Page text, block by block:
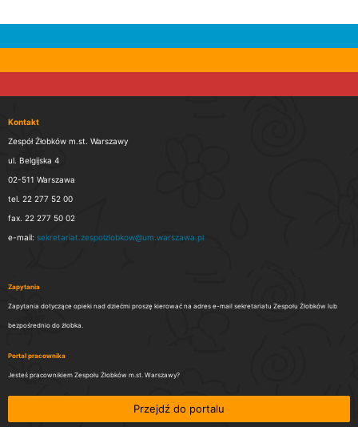
Kontakt
Zespół Żłobków m.st. Warszawy
ul. Belgijska 4
02-511 Warszawa
tel. 22 277 52 00
fax. 22 277 50 02
e-mail: sekretariat.zespolzlobkow@um.warszawa.pl
Zapytania
Zapytania dotyczące opieki nad dziećmi proszę kierować na adres e-mail sekretariatu Zespołu Żłobków lub
bezpośrednio do żłobka.
Portal pracownika
Jesteś pracownikiem Zespołu Żłobków m.st. Warszawy?
Przejdź do portalu